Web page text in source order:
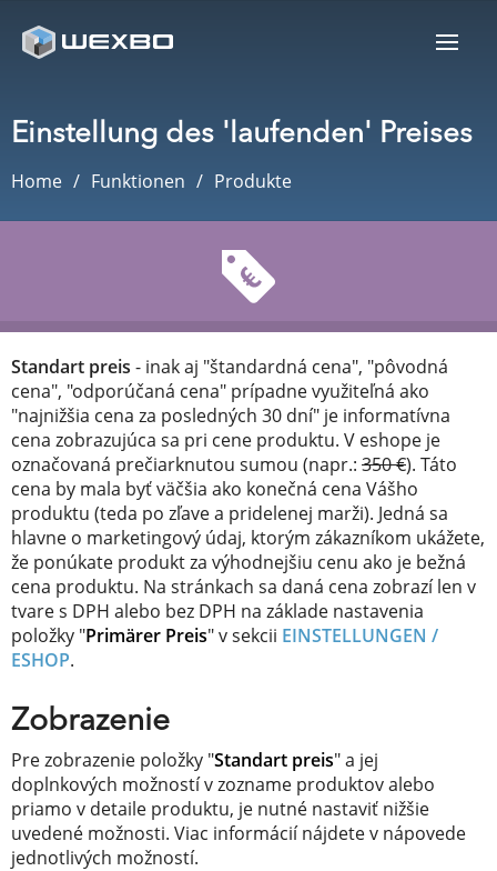
Einstellung des 'laufenden' Preises
Home Funktionen Produkte
Standart preis - inak aj "štandardná cena", "pôvodná
cena", "odporúčaná cena" prípadne využiteľná ako
"najnižšia cena za posledných 30 dní" je informatívna
cena zobrazujúca sa pri cene produktu. V eshope je
označovaná prečiarknutou sumou (napr.: 350 €). Táto
cena by mala byť väčšia ako konečná cena Vášho
produktu (teda po zľave a pridelenej marži). Jedná sa
hlavne o marketingový údaj, ktorým zákazníkom ukážete,
že ponúkate produkt za výhodnejšiu cenu ako je bežná
cena produktu. Na stránkach sa daná cena zobrazí len v
tvare s DPH alebo bez DPH na základe nastavenia
položky "Primärer Preis" v sekcii EINSTELLUNGEN /
ESHOP.
Zobrazenie
Pre zobrazenie položky ​"Standart preis"​ a jej
doplnkových možností v zozname produktov alebo
priamo v detaile produktu, je nutné nastaviť nižšie
uvedené možnosti. Viac informácií nájdete v nápovede
jednotlivých možností.